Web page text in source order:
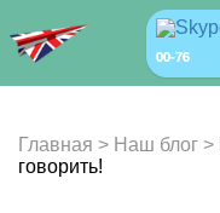
00-76
Главная > Наш блог >
говорить!